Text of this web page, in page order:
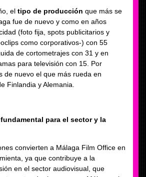
el tipo de producción que más se
fue de nuevo y como en años
(foto fija, spots publicitarios y
como corporativos-) con 55
de cortometrajes con 31 y en
para televisión con 15. Por
de nuevo el que más rueda en
Finlandia y Alemania.
para el sector y la
convierten a Málaga Film Office en
ya que contribuye a la
en el sector audiovisual, que